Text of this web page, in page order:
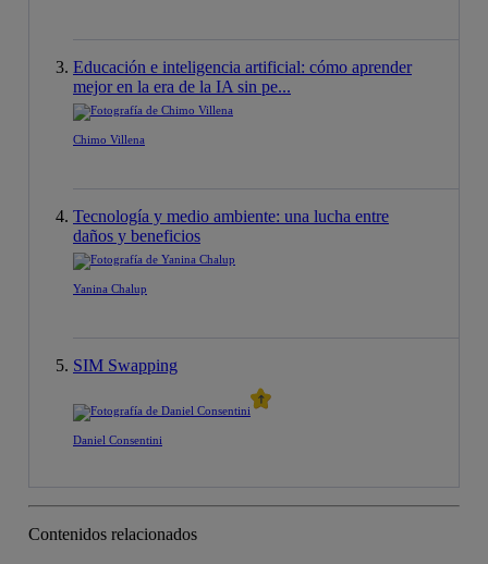
Educación e inteligencia artificial: cómo aprender
mejor en la era de la IA sin pe...
Chimo Villena
Tecnología y medio ambiente: una lucha entre
daños y beneficios
Yanina Chalup
SIM Swapping
Daniel Consentini
Contenidos relacionados